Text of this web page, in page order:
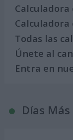
Calculadora
Todas las
Únete al
Entra en
Días